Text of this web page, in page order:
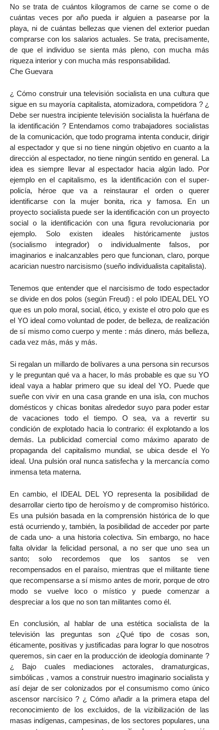
No se trata de cuántos kilogramos de carne se come o de
cuántas veces por año pueda ir alguien a pasearse por la
playa, ni de cuántas bellezas que vienen del exterior puedan
comprarse con los salarios actuales. Se trata, precisamente,
de que el individuo se sienta más pleno, con mucha más
riqueza interior y con mucha más responsabilidad.
Che Guevara
¿ Cómo construir una televisión socialista en una cultura que
sigue en su mayoría capitalista, atomizadora, competidora ? ¿
Debe ser nuestra incipiente televisión socialista la huérfana de
la identificación ? Entendamos como trabajadores socialistas
de la comunicación, que todo programa intenta conducir, dirigir
al espectador y que si no tiene ningún objetivo en cuanto a la
dirección al espectador, no tiene ningún sentido en general. La
idea es siempre llevar al espectador hacia algún lado. Por
ejemplo en el capitalismo, es la identificación con el super-
policía, héroe que va a reinstaurar el orden o querer
identificarse con la mujer bonita, rica y famosa. En un
proyecto socialista puede ser la identificación con un proyecto
social o la identificación con una figura revolucionaria por
ejemplo. Solo existen ideales históricamente justos
(socialismo integrador) o individualmente falsos, por
imaginarios e inalcanzables pero que funcionan, claro, porque
acarician nuestro narcisismo (sueño individualista capitalista).
Tenemos que entender que el narcisismo de todo espectador
se divide en dos polos (según Freud) : el polo IDEAL DEL YO
que es un polo moral, social, ético, y existe el otro polo que es
el YO ideal como voluntad de poder, de belleza, de realización
de sí mismo como cuerpo y mente : más dinero, más belleza,
cada vez más, más y más.
Si regalan un millardo de bolívares a una persona sin recursos
y le preguntan qué va a hacer, lo más probable es que su YO
ideal vaya a hablar primero que su ideal del YO. Puede que
sueñe con vivir en una casa grande en una isla, con muchos
domésticos y chicas bonitas alrededor suyo para poder estar
de vacaciones todo el tiempo. O sea, va a revertir su
condición de explotado hacia lo contrario: él explotando a los
demás. La publicidad comercial como máximo aparato de
propaganda del capitalismo mundial, se ubica desde el Yo
ideal. Una pulsión oral nunca satisfecha y la mercancía como
inmensa teta materna.
En cambio, el IDEAL DEL YO representa la posibilidad de
desarrollar cierto tipo de heroísmo y de compromiso histórico.
Es una pulsión basada en la comprensión histórica de lo que
está ocurriendo y, también, la posibilidad de acceder por parte
de cada uno- a una historia colectiva. Sin embargo, no hace
falta olvidar la felicidad personal, a no ser que uno sea un
santo; solo recordemos que los santos se ven
recompensados en el paraíso, mientras que el militante tiene
que recompensarse a sí mismo antes de morir, porque de otro
modo se vuelve loco o místico y puede comenzar a
despreciar a los que no son tan militantes como él.
En conclusión, al hablar de una estética socialista de la
televisión las preguntas son ¿Qué tipo de cosas son,
éticamente, positivas y justificadas para lograr lo que nosotros
queremos, sin caer en la producción de ideología dominante ?
¿ Bajo cuales mediaciones actorales, dramaturgicas,
simbólicas , vamos a construir nuestro imaginario socialista y
así dejar de ser colonizados por el consumismo como único
ascensor narcísico ? ¿ Cómo añadir a la primera etapa del
reconocimiento de los excluidos, de la vizibilización de las
masas indígenas, campesinas, de los sectores populares, una